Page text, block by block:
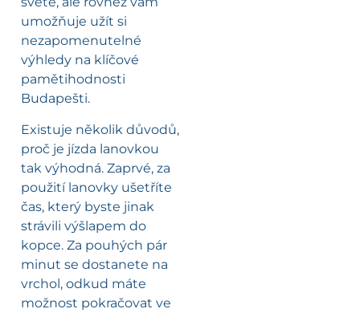
umožňuje užít si
nezapomenutelné
výhledy na klíčové
pamětihodnosti
Budapešti.
Existuje několik důvodů,
proč je jízda lanovkou
tak výhodná. Zaprvé, za
použití lanovky ušetříte
čas, který byste jinak
strávili výšlapem do
kopce. Za pouhých pár
minut se dostanete na
vrchol, odkud máte
možnost pokračovat ve